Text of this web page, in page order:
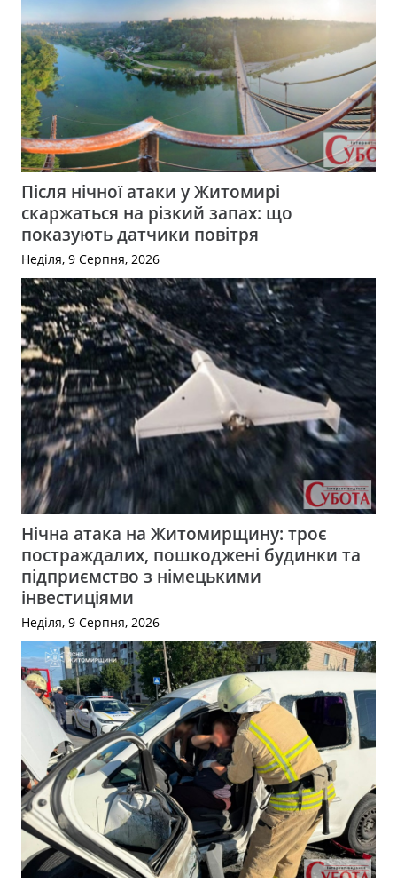
Після нічної атаки у Житомирі
скаржаться на різкий запах: що
показують датчики повітря
Неділя, 9 Серпня, 2026
Нічна атака на Житомирщину: троє
постраждалих, пошкоджені будинки та
підприємство з німецькими
інвестиціями
Неділя, 9 Серпня, 2026